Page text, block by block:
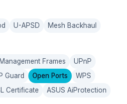
U-APSD Mesh Backhaul
Frames
UPnP
Guard Open Ports
WPS
Certificate
ASUS AiProtection